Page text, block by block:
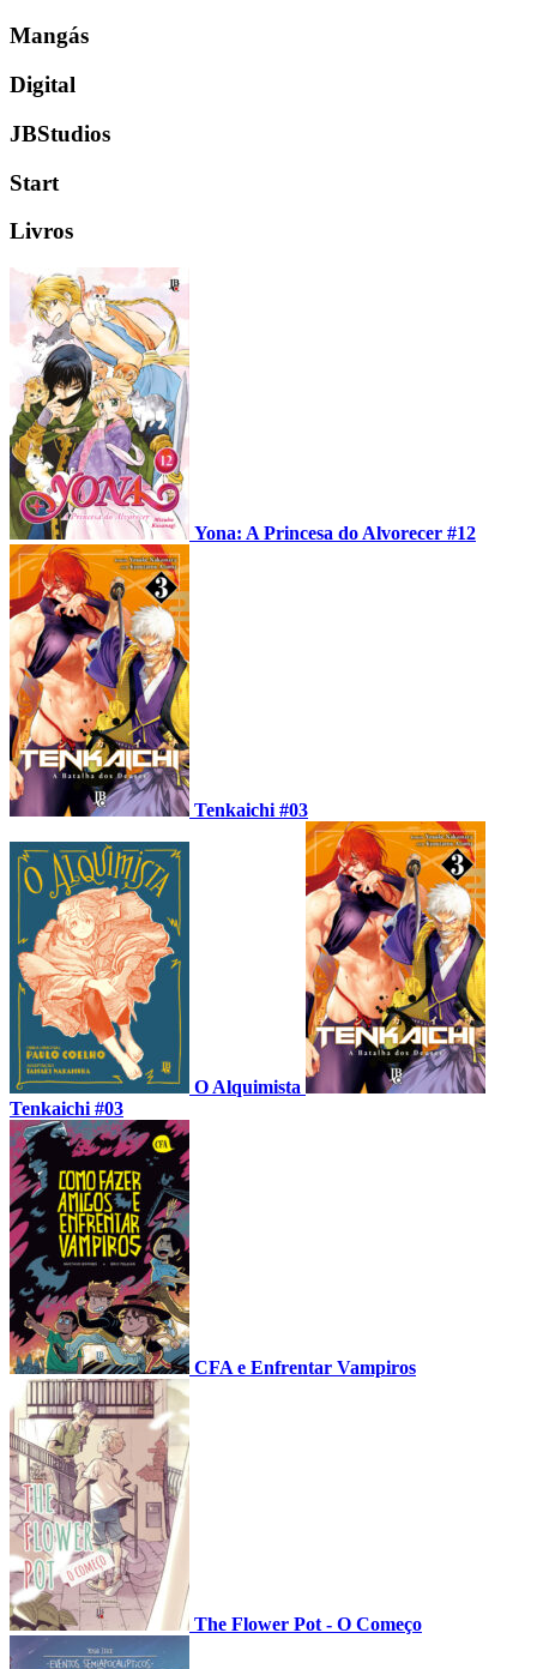
Mangás
Digital
JBStudios
Start
Livros
Yona: A Princesa do Alvorecer #12
Tenkaichi #03
O Alquimista
Tenkaichi #03
CFA e Enfrentar Vampiros
The Flower Pot - O Começo